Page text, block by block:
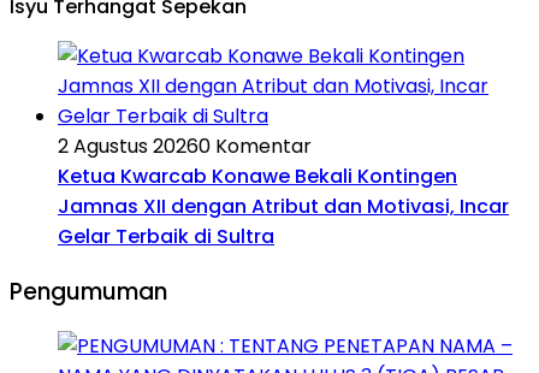
Isyu Terhangat Sepekan
2 Agustus 20260 Komentar
Ketua Kwarcab Konawe Bekali Kontingen
Jamnas XII dengan Atribut dan Motivasi, Incar
Gelar Terbaik di Sultra
Pengumuman